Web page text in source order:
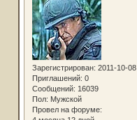
Зарегистрирован: 2011-10-08
Приглашений: 0
Сообщений: 16039
Пол: Мужской
Провел на форуме: